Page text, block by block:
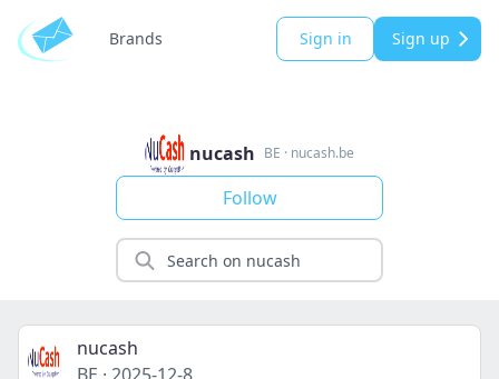
Brands Sign in Sign up
nucash BE · nucash.be
Follow
nucash